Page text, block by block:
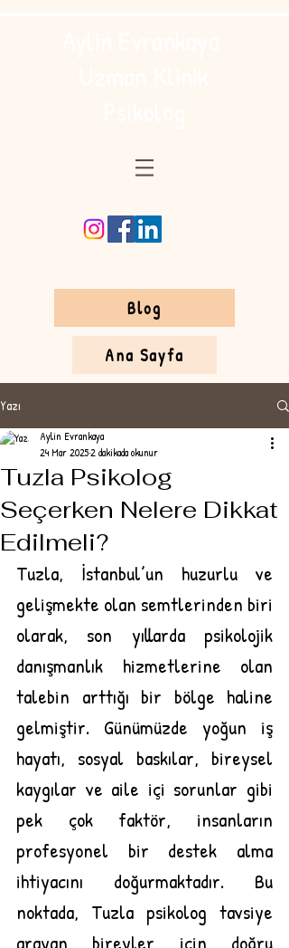
Blog
Ana Sayfa
Yazı
Tuzla Psikolog
Seçerken Nelere Dikkat
Edilmeli?
Aylin Evrankaya
24 Mar 20252 dakikada okunur
Tuzla, İstanbul’un huzurlu ve
gelişmekte olan semtlerinden biri
olarak, son yıllarda psikolojik
danışmanlık hizmetlerine olan
talebin arttığı bir bölge haline
gelmiştir. Günümüzde yoğun iş
hayatı, sosyal baskılar, bireysel
kaygılar ve aile içi sorunlar gibi
pek çok faktör, insanların
profesyonel bir destek alma
ihtiyacını doğurmaktadır. Bu
noktada, Tuzla psikolog tavsiye
arayan bireyler için doğru